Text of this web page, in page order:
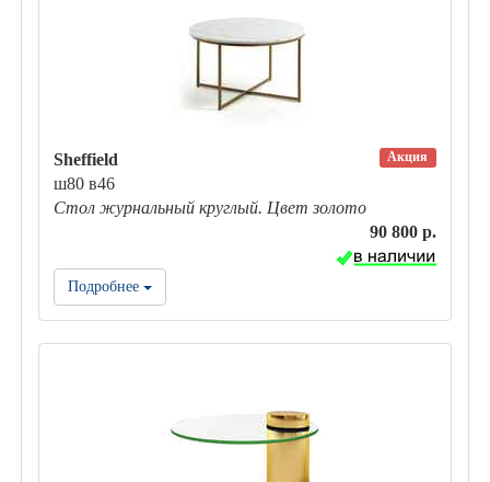
Акция
Sheffield
ш80 в46
Стол журнальный круглый. Цвет золото
90 800 р.
Подробнее